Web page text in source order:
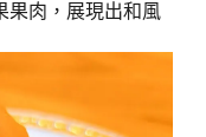
果肉，展現出和風